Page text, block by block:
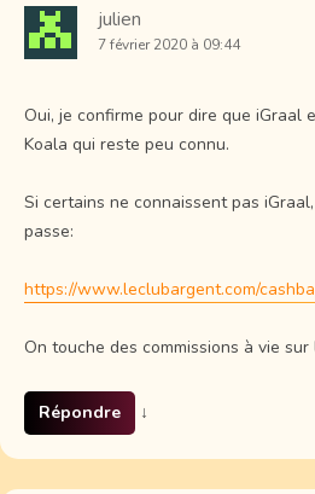
julien
7 février 2020 à 09:44
Oui, je confirme pour dire que iGraal
Koala qui reste peu connu.
Si certains ne connaissent pas
passe:
https://www.leclubargent.com/
On touche des commissions à vie
Répondre ↓